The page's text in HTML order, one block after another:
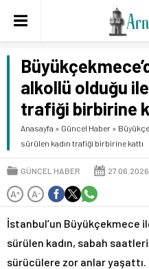
alkollü olduğu
trafiği birbirine
Anasayfa » Güncel Haber »
sürülen kadın trafiği birbirine kattı
GÜNCEL HABER 27.06.2026
A+ A-
İstanbul’un Büyükçekmece
sürülen kadın, sabah
sürücülere zor anlar